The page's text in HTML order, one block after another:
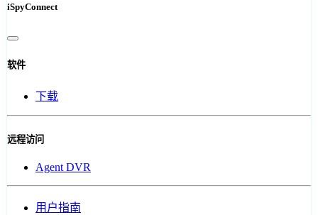
iSpyConnect
软件
下载
远程访问
Agent DVR
用户指南